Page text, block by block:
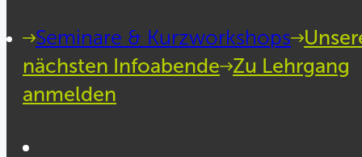
Seminare & Kurzworkshops
nächsten Infoabende Zu Lehrgang
anmelden